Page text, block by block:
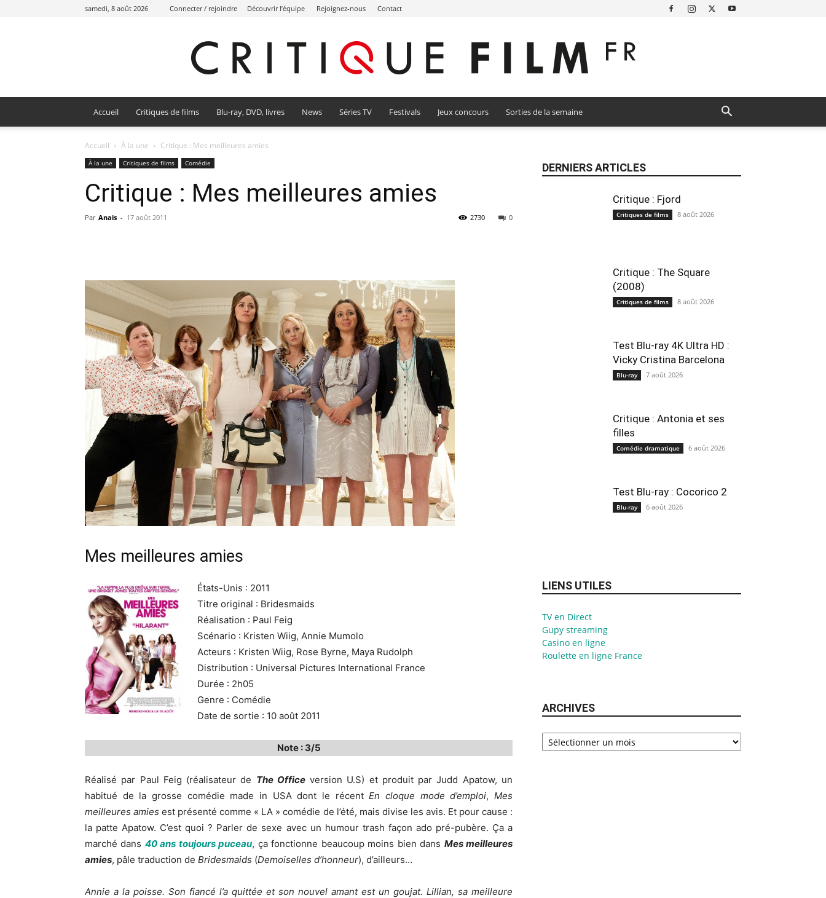
samedi, 8 août 2026 Connecter / rejoindre Découvrir l’équipe Rejoignez-nous Contact
Accueil Critiques de films Blu-ray, DVD, livres News Séries TV Festivals Jeux concours Sorties de la semaine
Accueil À la une Critique : Mes meilleures amies
À la une Critiques de films Comédie
Critique : Mes meilleures amies
Par Anais - 17 août 2011 0
2730
Mes meilleures amies
États-Unis : 2011
Titre original : Bridesmaids
Réalisation : Paul Feig
Scénario : Kristen Wiig, Annie Mumolo
Acteurs : Kristen Wiig, Rose Byrne, Maya Rudolph
Distribution : Universal Pictures International France
Durée : 2h05
Genre : Comédie
Date de sortie : 10 août 2011
Note : 3/5
Réalisé par Paul Feig (réalisateur de The Officeversion U.S) et produit par Judd Apatow, un
habitué de la grosse comédie made in USA dont le récentEn cloque mode d’emploi,Mes
meilleures amies est présenté comme « LA » comédie de l’été, mais divise les avis. Et pour cause :
la patte Apatow. C’est quoi ? Parler de sexe avec un humour trash façon ado pré-pubère. Ça a
marché dans 40 ans toujours puceau, ça fonctionne beaucoup moins bien dans Mes meilleures
amies, pâle traduction de Bridesmaids (Demoiselles d’honneur), d’ailleurs…
Annie a la poisse. Son fiancé l’a quittée et son nouvel amant est un goujat. Lillian, sa meilleure
DERNIERS ARTICLES
Critique : Fjord
Critiques de films 8 août 2026
Critique : The Square
(2008)
Critiques de films 8 août 2026
Test Blu-ray 4K Ultra HD :
Vicky Cristina Barcelona
Blu-ray 7 août 2026
Critique : Antonia et ses
filles
Comédie dramatique 6 août 2026
Test Blu-ray : Cocorico 2
Blu-ray 6 août 2026
LIENS UTILES
TV en Direct
Gupy streaming
Casino en ligne
Roulette en ligne France
ARCHIVES
Archives